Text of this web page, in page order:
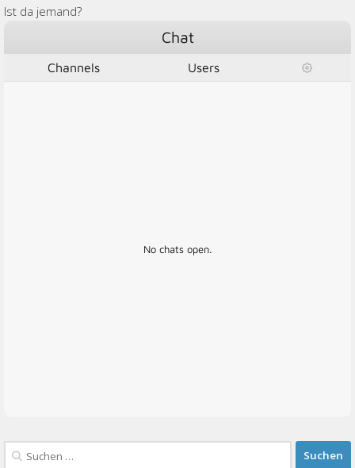
Ist da jemand?
Chat
Channels Users
No chats open.
Suchen